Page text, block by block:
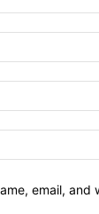
email,